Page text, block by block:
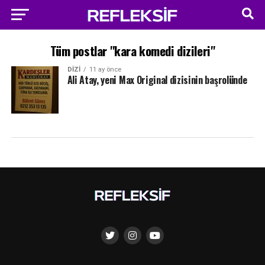
Tüm postlar "kara komedi dizileri"
DIZI 11 ay önce
Ali Atay, yeni Max Original dizisinin başrolünde